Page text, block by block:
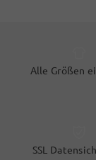
Alle Größen
SSL